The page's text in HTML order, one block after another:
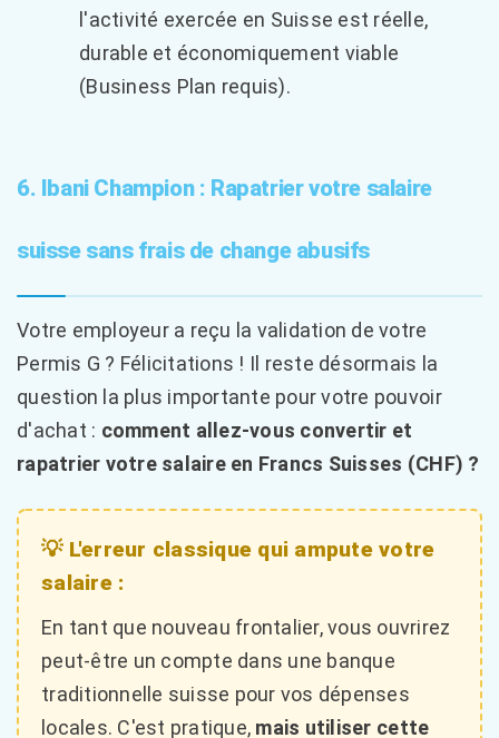
l'activité exercée en Suisse est réelle,
durable et économiquement viable
(Business Plan requis).
6. Ibani Champion : Rapatrier votre salaire
suisse sans frais de change abusifs
Votre employeur a reçu la validation de votre
Permis G ? Félicitations ! Il reste désormais la
question la plus importante pour votre pouvoir
d'achat : comment allez-vous convertir et
rapatrier votre salaire en Francs Suisses (CHF) ?
💡 L'erreur classique qui ampute votre
salaire :
En tant que nouveau frontalier, vous ouvrirez
peut-être un compte dans une banque
traditionnelle suisse pour vos dépenses
locales. C'est pratique, mais utiliser cette